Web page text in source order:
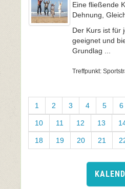
Eine fließende
Dehnung,
Der Kurs ist für
geeignet und
Grundlag ...
Treffpunkt:
1 2 3 4 5 6
10 11 12 13
18 19 20 21